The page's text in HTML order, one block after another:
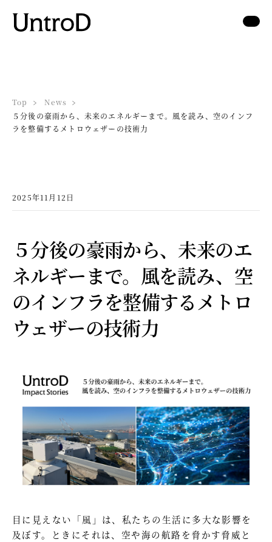
Top
News
５分後の豪雨から、未来のエネルギーまで。風を読み、空のインフ
ラを整備するメトロウェザーの技術力
2025年11月12日
５分後の豪雨から、未来のエ
ネルギーまで。風を読み、空
のインフラを整備するメトロ
ウェザーの技術力
目に見えない「風」は、私たちの生活に多大な影響を
及ぼす。ときにそれは、空や海の航路を脅かす脅威と